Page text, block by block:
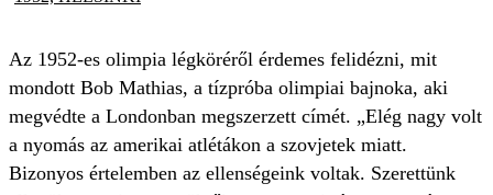
Az 1952-es olimpia légköréről érdemes felidézni, mit
mondott Bob Mathias, a tízpróba olimpiai bajnoka, aki
megvédte a Londonban megszerzett címét. „Elég nagy volt
a nyomás az amerikai atlétákon a szovjetek miatt.
Bizonyos értelemben az ellenségeink voltak. Szerettünk